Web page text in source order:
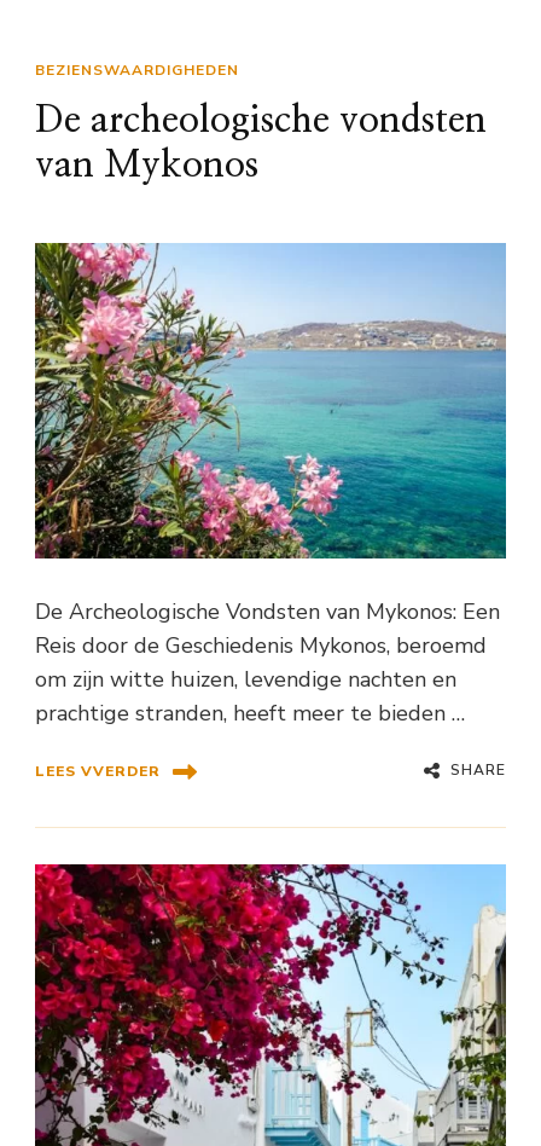
BEZIENSWAARDIGHEDEN
De archeologische vondsten
van Mykonos
De Archeologische Vondsten van Mykonos: Een
Reis door de Geschiedenis Mykonos, beroemd
om zijn witte huizen, levendige nachten en
prachtige stranden, heeft meer te bieden …
LEES VVERDER SHARE